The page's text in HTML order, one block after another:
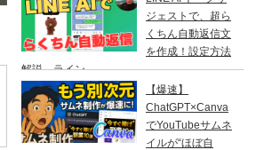
ジェストで、超ら
くちん自動返信文
を作成！設定方法
解説 ライン
【爆速】
ChatGPT×Canva
でYouTubeサムネ
イルが“ほぼ自